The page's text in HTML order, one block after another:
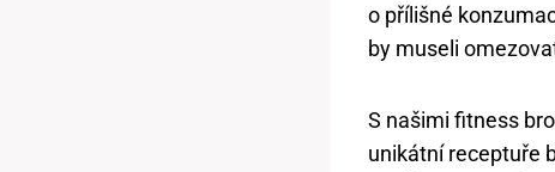
o přílišné
by museli
S našimi fitness
unikátní receptuře